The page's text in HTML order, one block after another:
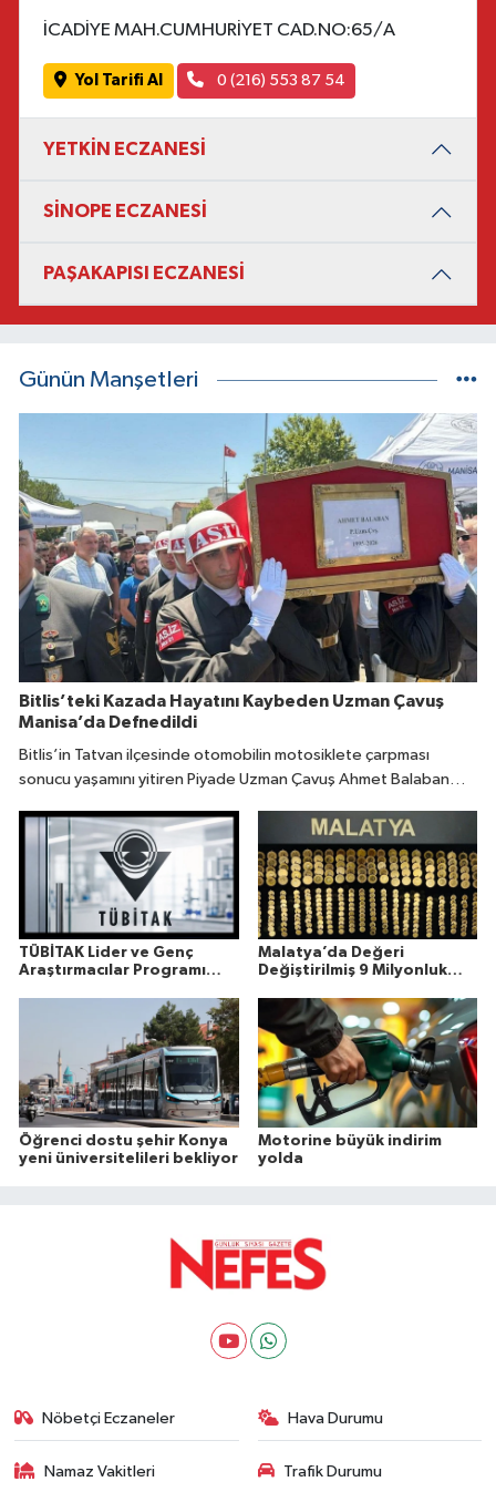
İCADİYE MAH.CUMHURİYET CAD.NO:65/A
Yol Tarifi Al 0 (216) 553 87 54
YETKİN ECZANESİ
SİNOPE ECZANESİ
PAŞAKAPISI ECZANESİ
Günün Manşetleri
Bitlis’teki Kazada Hayatını Kaybeden Uzman Çavuş
Manisa’da Defnedildi
Bitlis’in Tatvan ilçesinde otomobilin motosiklete çarpması
sonucu yaşamını yitiren Piyade Uzman Çavuş Ahmet Balaban
TÜBİTAK Lider ve Genç
Araştırmacılar Programı
Malatya’da Değeri
Değiştirilmiş 9 Milyonluk
Öğrenci dostu şehir Konya
yeni üniversitelileri bekliyor
Motorine büyük indirim
yolda
Nöbetçi Eczaneler Hava Durumu
Namaz Vakitleri Trafik Durumu